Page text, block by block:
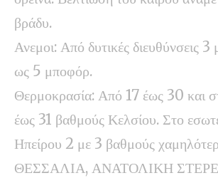
βράδυ.
Ανεμοι: Από δυτικές διευθύνσεις 3
ως 5 μποφόρ.
Θερμοκρασία: Από 17 έως 30 και
έως 31 βαθμούς Κελσίου. Στο
Ηπείρου 2 με 3 βαθμούς
ΘΕΣΣΑΛΙΑ, ΑΝΑΤΟΛΙΚΗ